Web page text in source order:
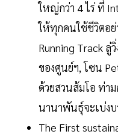
ใหญ่กว่า 4 ไร่ ที่
ให้ทุกคนใช้ชีวิตอ
Running Track
ของศูนย์ฯ, โซน
ด้วยสวนส้มโอ ท่า
นานาพันธุ์จะเบ่ง
The First